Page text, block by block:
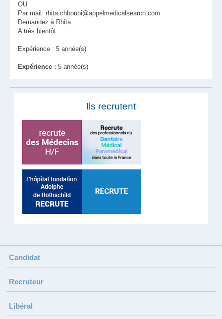
OU
Par mail: rhita.chboubi@appelmedicalsearch.com
Demandez à Rhita.
A très bientôt
Expérience : 5 année(s)
Expérience : 5 année(s)
Ils recrutent
Candidat
Recruteur
Libéral